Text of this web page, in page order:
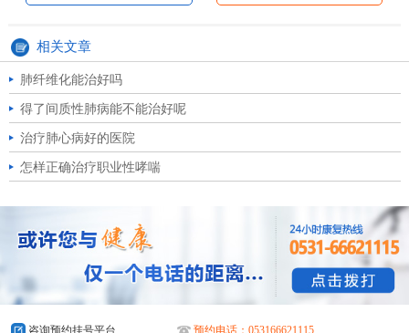
相关文章
肺纤维化能治好吗
得了间质性肺病能不能治好呢
治疗肺心病好的医院
怎样正确治疗职业性哮喘
咨询预约挂号平台 预约电话：053166621115